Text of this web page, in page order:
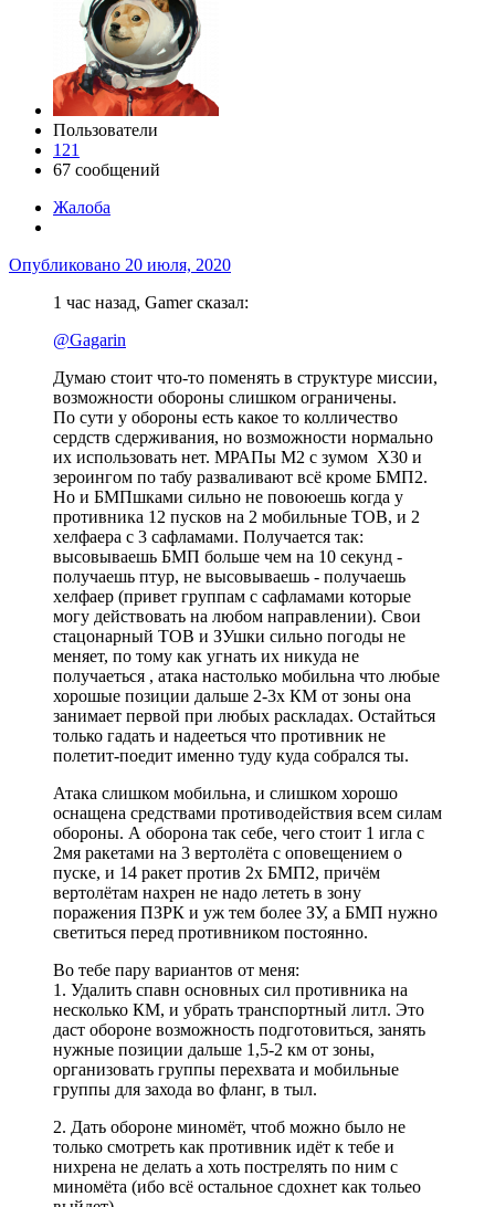
Пользователи
121
67 сообщений
Жалоба
Опубликовано 20 июля, 2020
1 час назад, Gamer сказал:
@Gagarin
Думаю стоит что-то поменять в структуре миссии,
возможности обороны слишком ограничены.
По сути у обороны есть какое то колличество
сердств сдерживания, но возможности нормально
их использовать нет. МРАПы М2 с зумом Х30 и
зероингом по табу разваливают всё кроме БМП2.
Но и БМПшками сильно не повоюешь когда у
противника 12 пусков на 2 мобильные ТОВ, и 2
хелфаера с 3 сафламами. Получается так:
высовываешь БМП больше чем на 10 секунд -
получаешь птур, не высовываешь - получаешь
хелфаер (привет группам с сафламами которые
могу действовать на любом направлении). Свои
стацонарный ТОВ и ЗУшки сильно погоды не
меняет, по тому как угнать их никуда не
получаеться , атака настолько мобильна что любые
хорошые позиции дальше 2-3х КМ от зоны она
занимает первой при любых раскладах. Остайться
только гадать и надееться что противник не
полетит-поедит именно туду куда собрался ты.
Атака слишком мобильна, и слишком хорошо
оснащена средствами противодействия всем силам
обороны. А оборона так себе, чего стоит 1 игла с
2мя ракетами на 3 вертолёта с оповещением о
пуске, и 14 ракет против 2х БМП2, причём
вертолётам нахрен не надо лететь в зону
поражения ПЗРК и уж тем более ЗУ, а БМП нужно
светиться перед противником постоянно.
Во тебе пару вариантов от меня:
1. Удалить спавн основных сил противника на
несколько КМ, и убрать транспортный литл. Это
даст обороне возможность подготовиться, занять
нужные позиции дальше 1,5-2 км от зоны,
организовать группы перехвата и мобильные
группы для захода во фланг, в тыл.
2. Дать обороне миномёт, чтоб можно было не
только смотреть как противник идёт к тебе и
нихрена не делать а хоть пострелять по ним с
миномёта (ибо всё остальное сдохнет как тольео